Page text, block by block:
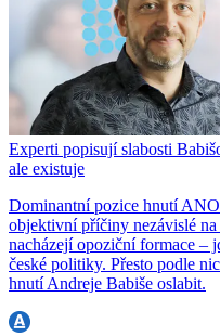
Experti popisují slabosti
ale existuje
Dominantní pozice hnutí
objektivní příčiny nezávislé
nacházejí opoziční formace –
české politiky. Přesto podle
hnutí Andreje Babiše oslabit.